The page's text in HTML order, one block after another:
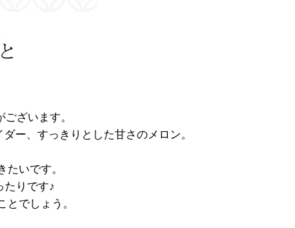
ざいます。
ー、すっきりとした甘さのメロン。
いです。
たりです♪
でしょう。